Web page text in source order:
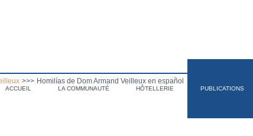
ACCUEIL LA COMMUNAUTÉ HÔTELLERIE PUBLICATIONS
>>> Homilías de Dom Armand Veilleux en español